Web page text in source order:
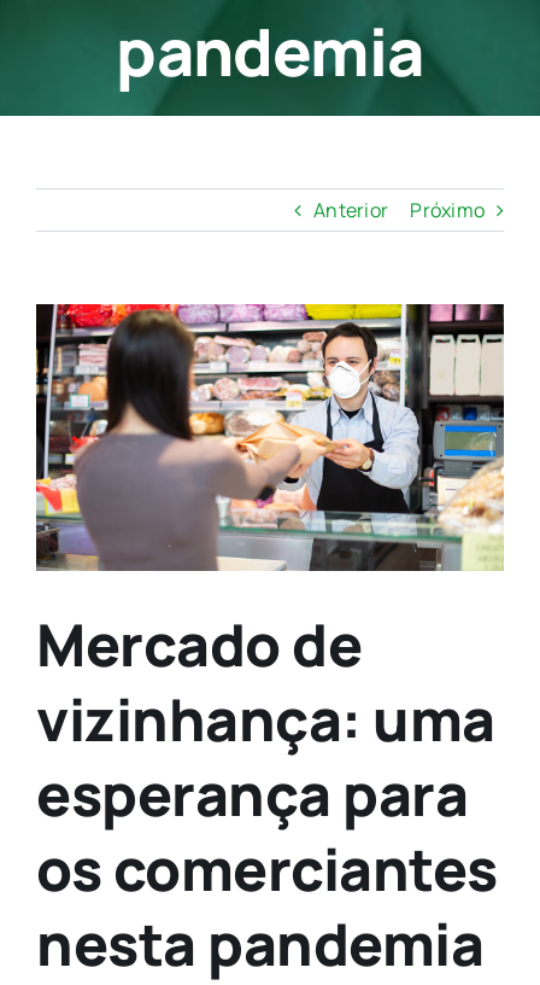
pandemia
Anterior Próximo
View
Larger
Image
Mercado de
vizinhança: uma
esperança para
os comerciantes
nesta pandemia